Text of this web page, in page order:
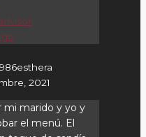
986esthera
2021
mi marido y yo y
el menú. El